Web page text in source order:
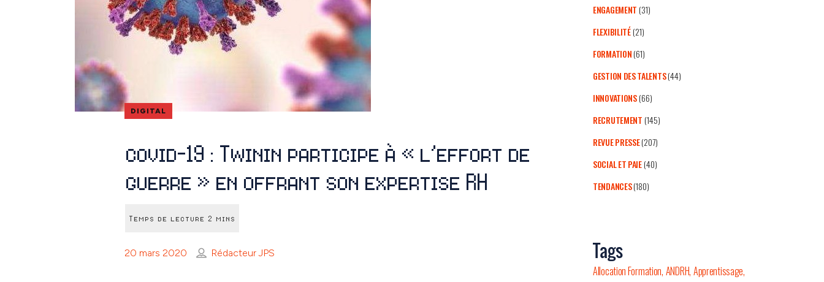
DIGITAL
covid-19 : Twinin participe à « l’effort de
guerre » en offrant son expertise RH
20 mars 2020 Rédacteur JPS
ENGAGEMENT(31)
FLEXIBILITÉ(21)
FORMATION(61)
GESTION DES TALENTS(44)
INNOVATIONS(66)
RECRUTEMENT(145)
REVUE PRESSE(207)
SOCIAL ET PAIE(40)
TENDANCES(180)
Tags
Allocation Formation ANDRH Apprentissage